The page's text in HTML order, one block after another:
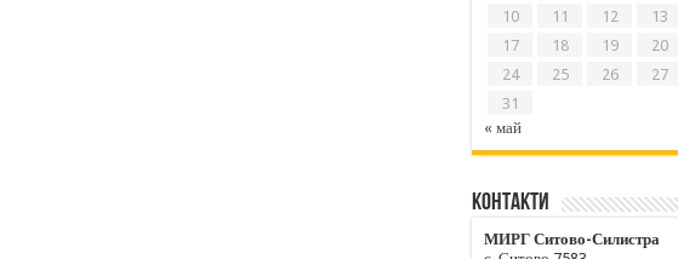
10
11 12 13
17
18 19 20
24
25 26 27
31
« май
КОНТАКТИ
МИРГ Ситово-Силистра